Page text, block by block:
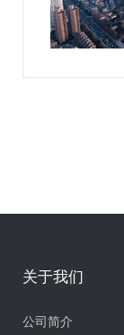
关于我们
公司简介